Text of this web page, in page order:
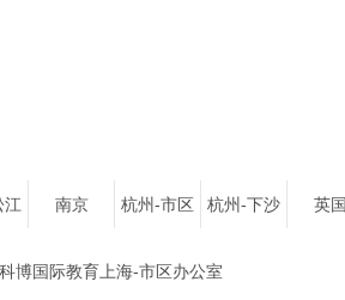
江 南京 杭州-市区 杭州-下沙 英
科博国际教育上海-市区办公室